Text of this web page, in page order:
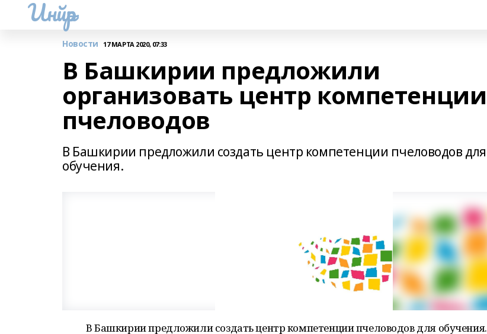
Инйәр
Новости 17 МАРТА 2020, 07:33
В Башкирии предложили
организовать центр компетенции
пчеловодов
В Башкирии предложили создать центр компетенции пчеловодов для
обучения.
В Башкирии предложили создать центр компетенции пчеловодов для обучения.